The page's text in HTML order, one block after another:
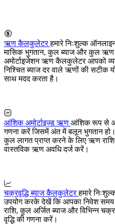
ऋण कैलकुलेटरहमारे निःशुल्क
मासिक भुगतान, कुल ब्याज और कुल ऋण
अमोर्टाइजेशन ऋण कैलकुलेटर आपको
निश्चित ब्याज दर वाले ऋणों की सटीक
साथ मदद करता है।
आंशिक अमोर्टाइज्ड ऋण आंशिक रूप से
गणना करें जिसमें अंत में बलून भुगतान
कुल लागत प्राप्त करने के लिए ऋण
वास्तविक ऋण अवधि दर्ज करें।
चक्रवृद्धि ब्याज कैलकुलेटरहमारे
उपयोग करके देखें कि आपका निवेश
राशि, कुल अर्जित ब्याज और विभिन्न
वृद्धि की गणना करें।